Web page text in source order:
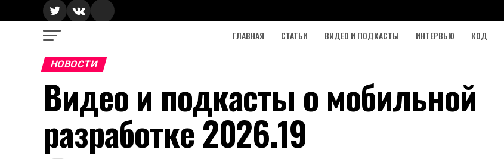
ГЛАВНАЯ СТАТЬИ ВИДЕО И ПОДКАСТЫ ИНТЕРВЬЮ КОД
НОВОСТИ
Видео и подкасты о мобильной
разработке 2026.19